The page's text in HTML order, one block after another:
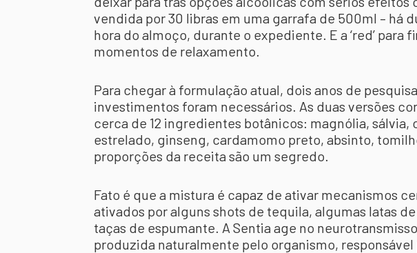
vendida por 30 libras em uma garrafa de 500ml – há
hora do almoço, durante o expediente. E a ‘red’ para
momentos de relaxamento.
Para chegar à formulação atual, dois anos de
investimentos foram necessários. As duas versões
cerca de 12 ingredientes botânicos: magnólia, sálvia,
estrelado, ginseng, cardamomo preto, absinto,
proporções da receita são um segredo.
Fato é que a mistura é capaz de ativar mecanismos
ativados por alguns shots de tequila, algumas latas
taças de espumante. A Sentia age no
produzida naturalmente pelo organismo,